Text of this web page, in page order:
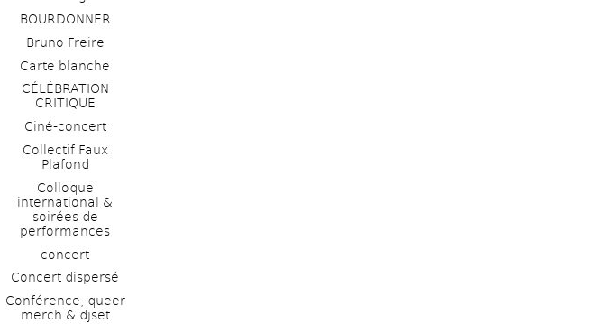
BOURDONNER
Bruno Freire
Carte blanche
CÉLÉBRATION
CRITIQUE
Ciné-concert
Collectif Faux
Plafond
Colloque
international &
soirées de
performances
concert
Concert dispersé
Conférence, queer
merch & djset